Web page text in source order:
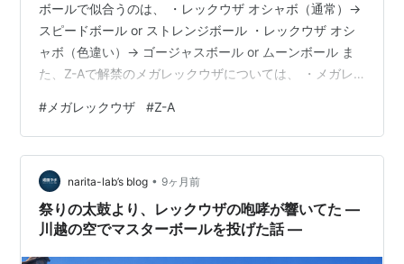
ボールで似合うのは、 ・レックウザ オシャボ（通常）→
スピードボール or ストレンジボール ・レックウザ オシ
ャボ（色違い）→ ゴージャスボール or ムーンボール ま
た、Z-Aで解禁のメガレックウザについては、 ・メガレ
クウザ オシャボ（色違い）→ ゴージャスボール がおすす
めです。 ほかの候補もふくめた選定理由は以下で解説し
ます。 レックウザ オシャボの選び方（Rayquaza） 通常
色レックウザに似合うオシャボ 色違いレックウザに似合
うオシャボ M次元ラッシュでウルボ、サファボ…
#メガレックウザ #Z-A
narita-lab’s blog • 9ヶ月前
祭りの太鼓より、レックウザの咆哮が響いてた ―
川越の空でマスターボールを投げた話 ―